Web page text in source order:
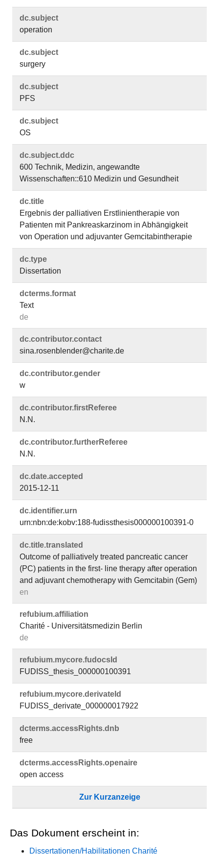
dc.​subject
operation
dc.​subject
surgery
dc.​subject
PFS
dc.​subject
OS
dc.​subject.​ddc
600 Technik, Medizin, angewandte
Wissenschaften::610 Medizin und Gesundheit
dc.​title
Ergebnis der palliativen Erstlinientherapie von
Patienten mit Pankreaskarzinom in Abhängigkeit
von Operation und adjuvanter Gemcitabintherapie
dc.​type
Dissertation
dcterms.​format
Text
de
dc.​contributor.​contact
sina.rosenblender@charite.de
dc.​contributor.​gender
w
dc.​contributor.​firstReferee
N.N.
dc.​contributor.​furtherReferee
N.N.
dc.​date.​accepted
2015-12-11
dc.​identifier.​urn
urn:nbn:de:kobv:188-fudissthesis000000100391-0
dc.​title.​translated
Outcome of palliatively treated pancreatic cancer
(PC) patients in the first- line therapy after operation
and adjuvant chemotherapy with Gemcitabin (Gem)
en
refubium.​affiliation
Charité - Universitätsmedizin Berlin
de
refubium.​mycore.​fudocsId
FUDISS_thesis_000000100391
refubium.​mycore.​derivateId
FUDISS_derivate_000000017922
dcterms.​accessRights.​dnb
free
dcterms.​accessRights.​openaire
open access
Zur Kurzanzeige
Das Dokument erscheint in:
Dissertationen/Habilitationen Charité